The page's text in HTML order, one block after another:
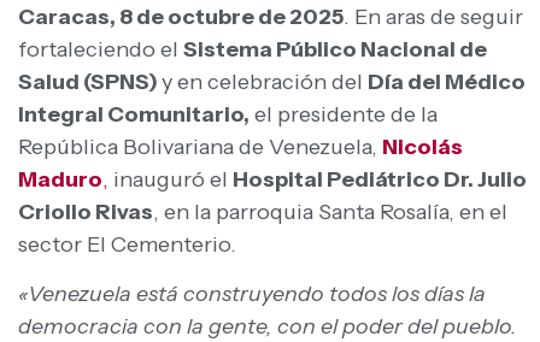
Caracas, 8 de octubre de 2025. En aras de seguir
fortaleciendo el Sistema Público Nacional de
Salud (SPNS)y en celebración del Día del Médico
Integral Comunitario, el presidente de la
República Bolivariana de Venezuela, Nicolás
Maduro, inauguró el Hospital Pediátrico Dr. Julio
Criollo Rivas, en la parroquia Santa Rosalía, en el
sector El Cementerio.
«Venezuela está construyendo todos los días la
democracia con la gente, con el poder del pueblo.